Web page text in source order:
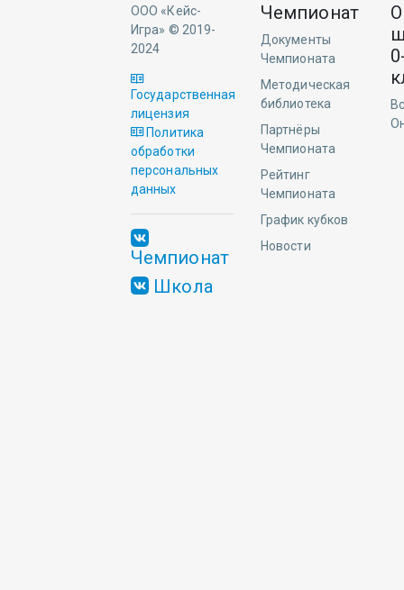
ООО «Кейс-
Игра» © 2019-
2024
Государственная
лицензия
Политика
обработки
персональных
данных
Чемпионат
Школа
Чемпионат
Документы
Чемпионата
Методическая
библиотека
Партнёры
Чемпионата
Рейтинг
Чемпионата
График кубков
Новости